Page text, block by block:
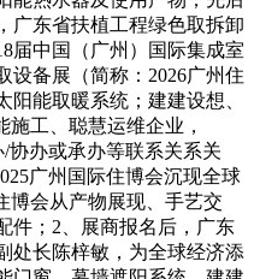
广东省扶植工程绿色取拆卸
届中国（广州）国际集成室
设备展（简称：2026广州住
能取暖系统；建建设想、
工、聪慧运维企业，
协办或承办等联系关系关
广州国际住博会沉现全球
博会从产物展现、手艺交
件；2、展商报名后，广东
处长陈梓敏，为全球经济添